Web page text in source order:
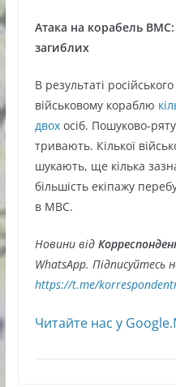
Атака на корабель ВМС:
загиблих
В результаті
військовому кораблю
двохосіб. Пошуково-
тривають. Кілької
шукають, ще кілька
більшість екіпажу
в МВС.
Новини від
WhatsApp. Підписуйтесь
https://t.me/
Читайте нас у